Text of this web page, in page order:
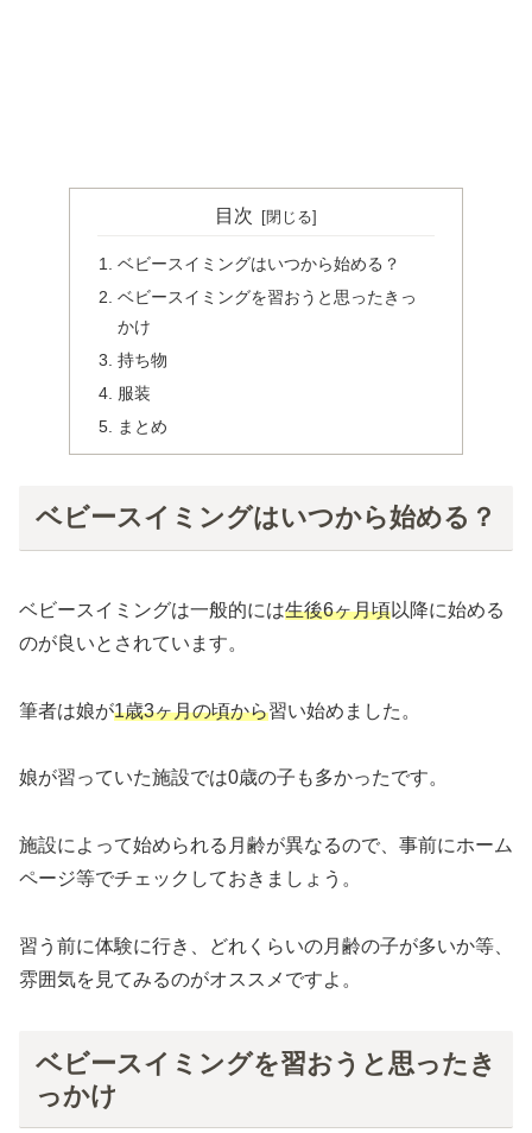
目次
ベビースイミングはいつから始める？
ベビースイミングを習おうと思ったきっ
かけ
持ち物
服装
まとめ
ベビースイミングはいつから始める？
ベビースイミングは一般的には生後6ヶ月頃以降に始める
のが良いとされています。
筆者は娘が1歳3ヶ月の頃から習い始めました。
娘が習っていた施設では0歳の子も多かったです。
施設によって始められる月齢が異なるので、事前にホーム
ページ等でチェックしておきましょう。
習う前に体験に行き、どれくらいの月齢の子が多いか等、
雰囲気を見てみるのがオススメですよ。
ベビースイミングを習おうと思ったき
っかけ